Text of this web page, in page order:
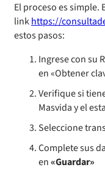
El proceso es simple.
linkhttps://
estos pasos:
Ingrese con su
en «Obtener
Verifique si
Masvida y el
Seleccione
Complete sus
en«Guardar»